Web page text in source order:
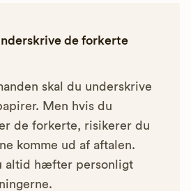
de forkerte
skal du underskrive
Men hvis du
de forkerte, risikerer du
komme ud af aftalen.
altid hæfter personligt